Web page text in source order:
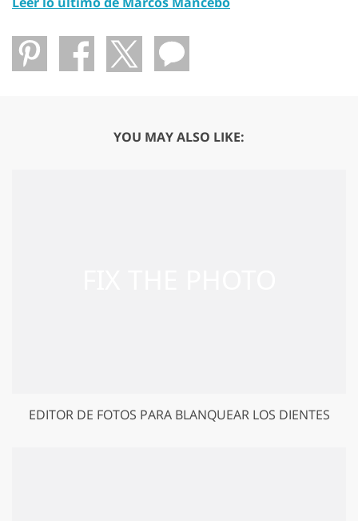
YOU MAY ALSO LIKE:
EDITOR DE FOTOS PARA BLANQUEAR LOS DIENTES